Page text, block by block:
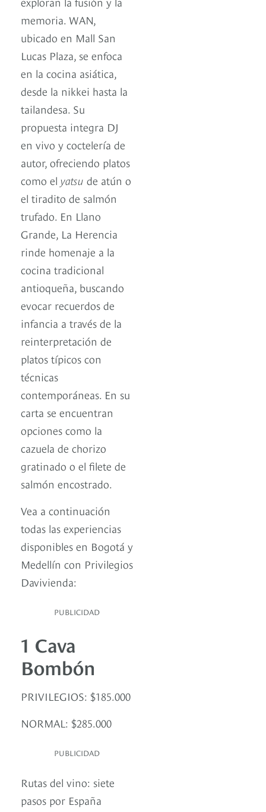
memoria. WAN,
ubicado en Mall San
Lucas Plaza, se enfoca
en la cocina asiática,
desde la nikkei hasta la
tailandesa. Su
propuesta integra DJ
en vivo y coctelería de
autor, ofreciendo platos
como el yatsu de atún o
el tiradito de salmón
trufado. En Llano
Grande, La Herencia
rinde homenaje a la
cocina tradicional
antioqueña, buscando
evocar recuerdos de
infancia a través de la
reinterpretación de
platos típicos con
técnicas
contemporáneas. En su
carta se encuentran
opciones como la
cazuela de chorizo
gratinado o el filete de
salmón encostrado.
Vea a continuación
todas las experiencias
disponibles en Bogotá y
Medellín con Privilegios
Davivienda:
PUBLICIDAD
1 Cava
Bombón
PRIVILEGIOS: $185.000
NORMAL: $285.000
PUBLICIDAD
Rutas del vino: siete
pasos por España